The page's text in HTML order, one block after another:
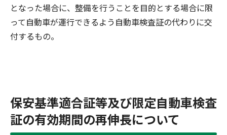
となった場合に、整備を行うことを目的とする場合に限
って自動車が運行できるよう自動車検査証の代わりに交
付するもの。
保安基準適合証等及び限定自動車検査
証の有効期間の再伸長について